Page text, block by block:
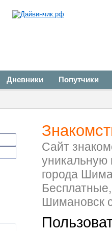
Дневники Попутчики
Сайт
уникальную
города
Шимановск